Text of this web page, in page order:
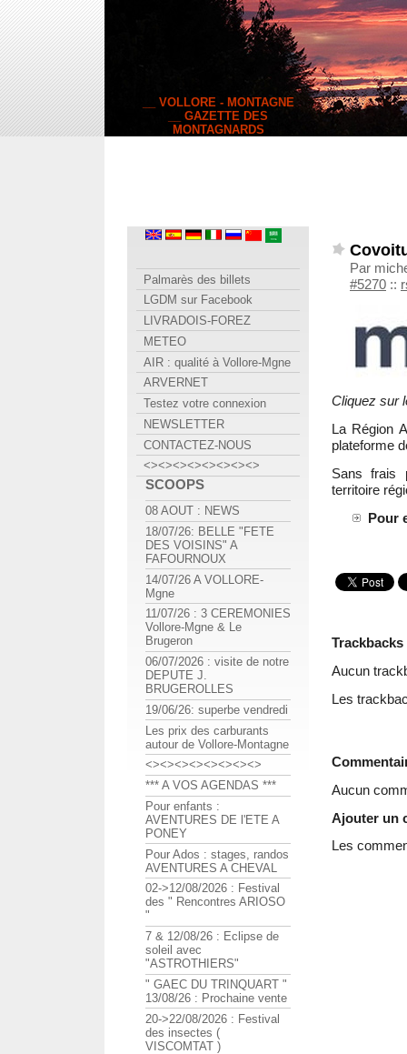
__ VOLLORE - MONTAGNE
__ GAZETTE DES
MONTAGNARDS
Par
#5270 ::
Cliquez sur
La Région
plateforme
Sans frais
territoire
Pour
Trackbacks
Aucun
Les
Aucun
Ajouter un
Les
Palmarès des billets
LGDM sur Facebook
LIVRADOIS-FOREZ
METEO
AIR : qualité à Vollore-Mgne
ARVERNET
Testez votre connexion
NEWSLETTER
CONTACTEZ-NOUS
<><><><><><><><>
SCOOPS
08 AOUT : NEWS
18/07/26: BELLE "FETE
DES VOISINS" A
FAFOURNOUX
14/07/26 A VOLLORE-
Mgne
11/07/26 : 3 CEREMONIES
Vollore-Mgne & Le
Brugeron
06/07/2026 : visite de notre
DEPUTE J.
BRUGEROLLES
19/06/26: superbe vendredi
Les prix des carburants
autour de Vollore-Montagne
<><><><><><><><>
*** A VOS AGENDAS ***
Pour enfants :
AVENTURES DE l'ETE A
PONEY
Pour Ados : stages, randos
AVENTURES A CHEVAL
02->12/08/2026 : Festival
des " Rencontres ARIOSO
"
7 & 12/08/26 : Eclipse de
soleil avec
"ASTROTHIERS"
" GAEC DU TRINQUART "
13/08/26 : Prochaine vente
20->22/08/2026 : Festival
des insectes (
VISCOMTAT )